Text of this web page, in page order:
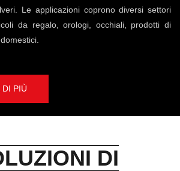
Le applicazioni coprono diversi settori
da regalo, orologi, occhiali, prodotti di
DI PIÙ
DI